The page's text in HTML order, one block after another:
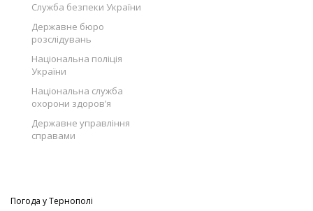
Служба безпеки України
Державне бюро
розслідувань
Національна поліція
України
Національна служба
охорони здоров’я
Державне управління
справами
Погода уТернополі